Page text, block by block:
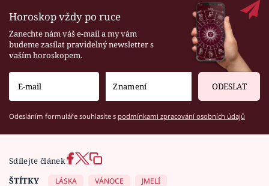
Horoskop vždy po ruce
Zanechte nám váš e-mail a my vám
budeme zasílat pravidelný newsletter s
vaším horoskopem.
ODESLAT
Odesláním formuláře souhlasíte s podmínkami zpracování osobních údajů
Sdílejte článek
ŠTÍTKY
LÁSKA VÁNOCE
JMELÍ